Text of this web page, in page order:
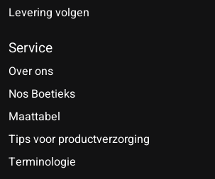
Levering volgen
Service
Over ons
Nos Boetieks
Maattabel
Tips voor productverzorging
Terminologie